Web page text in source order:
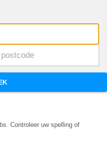
Controleer uw spelling of